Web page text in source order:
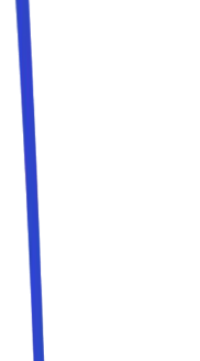
en una
Una
horas